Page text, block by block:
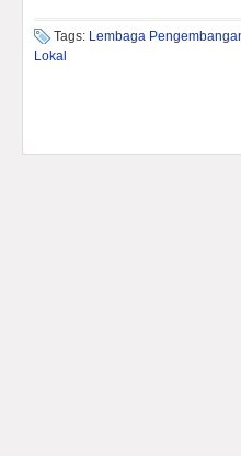
Tags: Lembaga
Lokal